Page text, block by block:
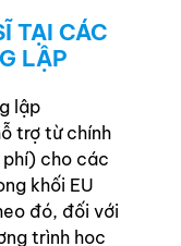
TẠI CÁC
LẬP
lập
trợ từ chính
cho các
khối EU
đó, đối với
trình học